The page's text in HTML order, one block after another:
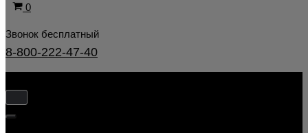
Корзина
0
Звонок бесплатный
8-800-222-47-40
Показать/